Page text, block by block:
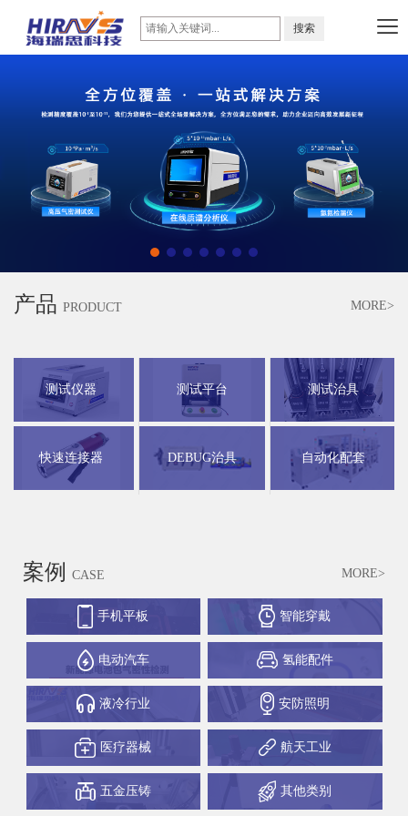
产品 PRODUCT MORE>
测试仪器 测试平台 测试治具
快速连接器 DEBUG治具 自动化配套
案例 CASE MORE>
手机平板 智能穿戴
电动汽车 氢能配件
液冷行业 安防照明
医疗器械 航天工业
五金压铸 其他类别